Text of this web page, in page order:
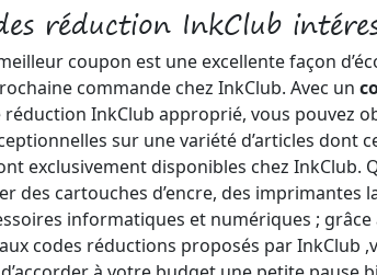
réduction InkClub
coupon est une excellente façon
commande chez InkClub. Avec un
réduction InkClub approprié, vous pouvez
sur une variété d’articles dont
exclusivement disponibles chez InkClub.
des cartouches d’encre, des imprimantes
informatiques et numériques ; grâce
codes réductions proposés par InkClub